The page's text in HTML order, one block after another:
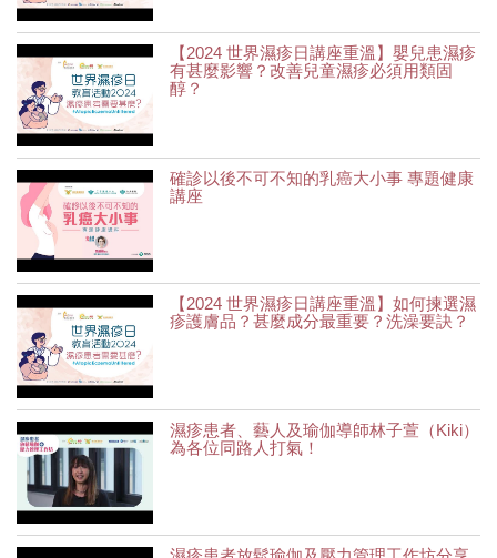
【2024 世界濕疹日講座重溫】嬰兒患濕疹
有甚麼影響？改善兒童濕疹必須用類固
醇？
確診以後不可不知的乳癌大小事 專題健康
講座
【2024 世界濕疹日講座重溫】如何揀選濕
疹護膚品？甚麼成分最重要？洗澡要訣？
濕疹患者、藝人及瑜伽導師林子萱（Kiki）
為各位同路人打氣！